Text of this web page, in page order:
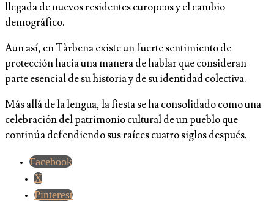
llegada de nuevos residentes europeos y el cambio
demográfico.
Aun así, en Tàrbena existe un fuerte sentimiento de
protección hacia una manera de hablar que consideran
parte esencial de su historia y de su identidad colectiva.
Más allá de la lengua, la fiesta se ha consolidado como una
celebración del patrimonio cultural de un pueblo que
continúa defendiendo sus raíces cuatro siglos después.
Facebook
X
Pinterest